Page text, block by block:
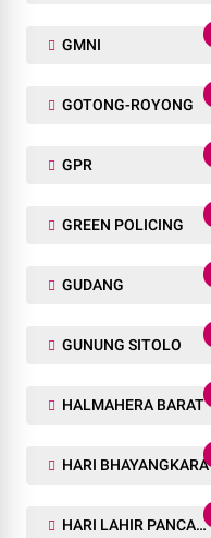
GMNI
GOTONG-ROYONG
GPR
GREEN POLICING
GUDANG
GUNUNG SITOLO
HALMAHERA BARAT
HARI BHAYANGKARA
HARI LAHIR PANCASILA